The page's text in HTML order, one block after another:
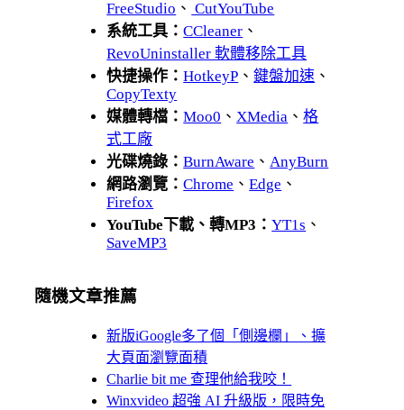
FreeStudio 、 CutYouTube
系統工具：CCleaner 、
RevoUninstaller 軟體移除工具
快捷操作：HotkeyP 、鍵盤加速 、
CopyTexty
媒體轉檔：Moo0 、 XMedia 、格
式工廠
光碟燒錄：BurnAware 、 AnyBurn
網路瀏覽：Chrome 、Edge 、
Firefox
YouTube下載、轉MP3：YT1s 、
SaveMP3
隨機文章推薦
新版iGoogle多了個「側邊欄」、擴
大頁面瀏覽面積
Charlie bit me 查理他給我咬！
Winxvideo 超強 AI 升級版，限時免